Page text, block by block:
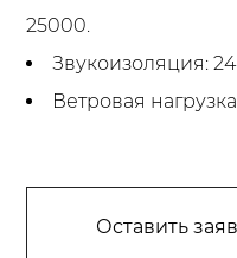
25000.
Звукоизоляция: 24
Ветровая
Оставить